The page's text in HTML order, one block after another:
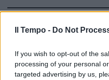
Il Tempo - Do Not
If you wish to opt-out of the
processing of your personal
targeted advertising by us,
Massimo Banzi, da
come si cambia il
tecnologia"
04/02/2018